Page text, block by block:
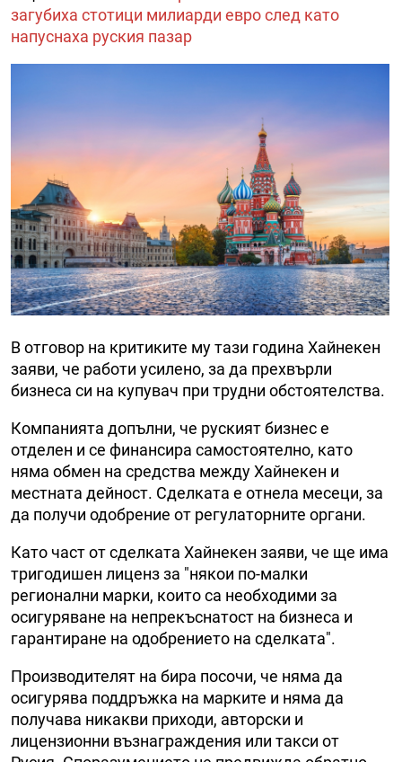
загубиха стотици милиарди евро след като
напуснаха руския пазар
В отговор на критиките му тази година Хайнекен
заяви, че работи усилено, за да прехвърли
бизнеса си на купувач при трудни обстоятелства.
Компанията допълни, че руският бизнес е
отделен и се финансира самостоятелно, като
няма обмен на средства между Хайнекен и
местната дейност. Сделката е отнела месеци, за
да получи одобрение от регулаторните органи.
Като част от сделката Хайнекен заяви, че ще има
тригодишен лиценз за "някои по-малки
регионални марки, които са необходими за
осигуряване на непрекъснатост на бизнеса и
гарантиране на одобрението на сделката".
Производителят на бира посочи, че няма да
осигурява поддръжка на марките и няма да
получава никакви приходи, авторски и
лицензионни възнаграждения или такси от